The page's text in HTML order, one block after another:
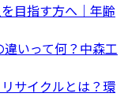
目指す方へ｜年齢
いって何？中森工
サイクルとは？環